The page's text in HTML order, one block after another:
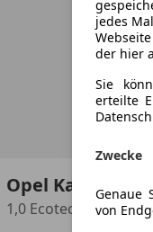
Opel Karl
1,0 Ecotec Rocks
jedes
der hier
Sie
erteilte
Zwecke
Genaue
von